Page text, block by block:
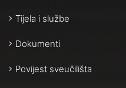
Tijela i službe
Dokumenti
Povijest sveučilišta